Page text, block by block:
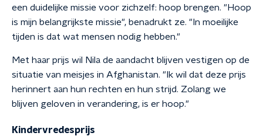
een duidelijke missie voor zichzelf: hoop brengen. "Hoop
is mijn belangrijkste missie", benadrukt ze. "In moeilijke
tijden is dat wat mensen nodig hebben."
Met haar prijs wil Nila de aandacht blijven vestigen op de
situatie van meisjes in Afghanistan. "Ik wil dat deze prijs
herinnert aan hun rechten en hun strijd. Zolang we
blijven geloven in verandering, is er hoop."
Kindervredesprijs